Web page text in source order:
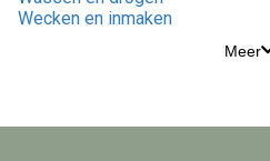
Wecken en inmaken
Meer